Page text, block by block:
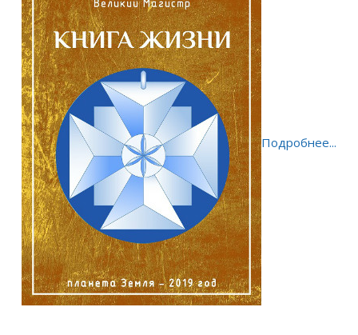
Подробнее...